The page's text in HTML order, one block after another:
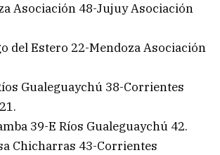
Asociación 48-Jujuy Asociación
del Estero 22-Mendoza Asociación
Gualeguaychú 38-Corrientes
39-E Ríos Gualeguaychú 42.
Chicharras 43-Corrientes